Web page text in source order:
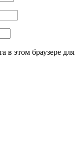
в этом браузере для